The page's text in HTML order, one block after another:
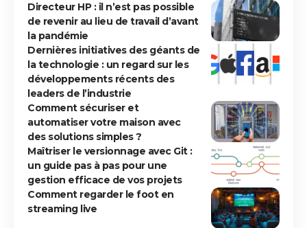
Directeur HP : il n’est pas possible
de revenir au lieu de travail d’avant
la pandémie
Dernières initiatives des géants de
la technologie : un regard sur les
développements récents des
leaders de l’industrie
Comment sécuriser et
automatiser votre maison avec
des solutions simples ?
Maîtriser le versionnage avec Git :
un guide pas à pas pour une
gestion efficace de vos projets
Comment regarder le foot en
streaming live